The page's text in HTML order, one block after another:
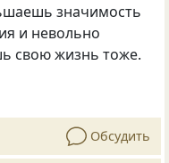
значимость
и невольно
свою жизнь тоже.
Обсудить